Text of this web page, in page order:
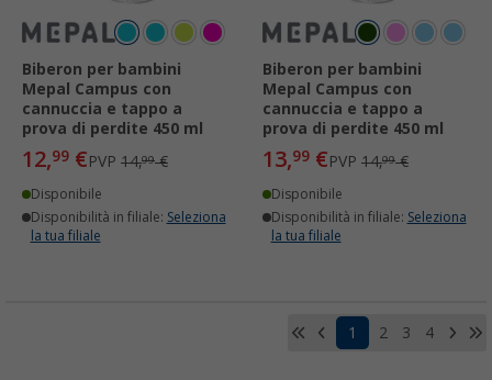
Biberon per bambini
Mepal Campus con
cannuccia e tappo a
prova di perdite 450 ml
12,99 €PVP 14,99€
Disponibile
Disponibilità in filiale: Seleziona
la tua filiale
Biberon per bambini
Mepal Campus con
cannuccia e tappo a
prova di perdite 450 ml
13,99 €PVP 14,99€
Disponibile
Disponibilità in filiale: Seleziona
la tua filiale
1 2 3 4